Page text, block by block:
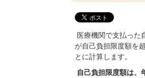
医療機関で支払った
が自己負担限度額を
とに計算します。
自己負担限度額は、